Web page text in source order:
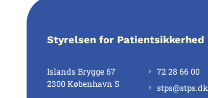
Styrelsen for Patientsikkerhed
Islands Brygge 67
2300 København S
72 28 66 00
stps@stps.dk